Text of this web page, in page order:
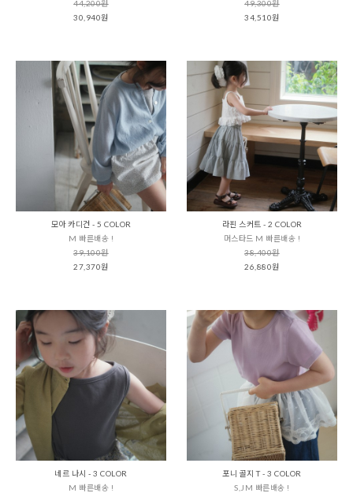
44,200원
30,940원
49,300원
34,510원
모아 카디건 - 5 COLOR
M 빠른배송 !
39,100원
27,370원
라핀 스커트 - 2 COLOR
머스타드 M 빠른배송 !
38,400원
26,880원
네르 나시 - 3 COLOR
M 빠른배송 !
포니 골지 T - 3 COLOR
S,JM 빠른배송 !